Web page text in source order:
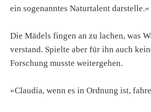
ein sogenanntes Naturtalent darstelle.«
Die Mädels fingen an zu lachen, was
verstand. Spielte aber für ihn auch
Forschung musste weitergehen.
»Claudia, wenn es in Ordnung ist,